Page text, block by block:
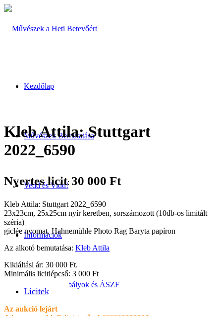
Kezdőlap
Művészek Bemutatása
Vedd és Vidd!
Információk
Licitszabályok és ÁSZF
Kleb Attila: Stuttgart
2022_6590
Nyertes licit: 30 000 Ft
Kleb Attila: Stuttgart 2022_6590
23x23cm, 25x25cm nyír keretben, sorszámozott (10db-os limitált
széria)
giclée nyomat, Hahnemühle Photo Rag Baryta papíron
Az alkotó bemutatása: Kleb Attila
Kikiáltási ár: 30 000 Ft.
Minimális licitlépcső: 3 000 Ft
Licitek
Az aukció lejárt